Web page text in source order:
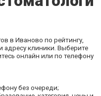
в Иваново по рейтингу,
адресу клиники. Выберите
онлайн или по телефону
без очереди;